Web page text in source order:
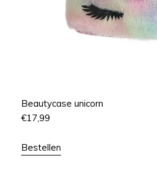
Beautycase unicorn
€17,99
Bestellen